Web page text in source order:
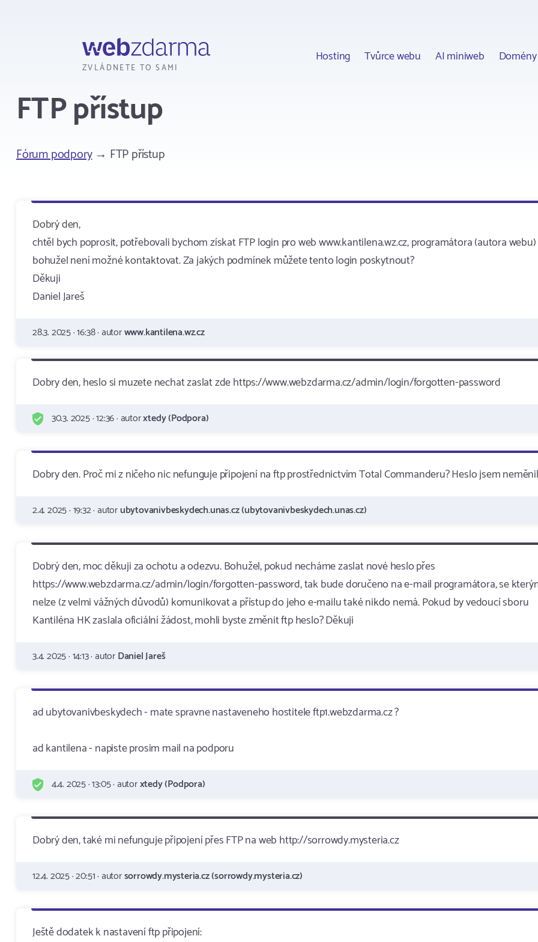
ZVLÁDNETE TO SAMI
Hosting Tvůrce webu AI miniweb Domény
FTP přístup
Fórum podpory→ FTP přístup
Dobrý den,
chtěl bych poprosit, potřebovali bychom získat FTP login pro web www.kantilena.wz.cz, programátora (autora
bohužel není možné kontaktovat. Za jakých podmínek můžete tento login poskytnout?
Děkuji
Daniel Jareš
28.3. 2025 · 16:38 · autorwww.kantilena.wz.cz
Dobry den, heslo si muzete nechat zaslat zde https://www.webzdarma.cz/admin/login/forgotten-password
30.3. 2025 · 12:36 · autorxtedy (Podpora)
Dobry den. Proč mi z ničeho nic nefunguje připojení na ftp prostřednictvím Total Commanderu? Heslo jsem
2.4. 2025 · 19:32 · autorubytovanivbeskydech.unas.cz (ubytovanivbeskydech.unas.cz)
Dobrý den, moc děkuji za ochotu a odezvu. Bohužel, pokud necháme zaslat nové heslo přes
https://www.webzdarma.cz/admin/login/forgotten-password, tak bude doručeno na e-mail programátora, se
nelze (z velmi vážných důvodů) komunikovat a přístup do jeho e-mailu také nikdo nemá. Pokud by vedoucí sboru
Kantiléna HK zaslala oficiální žádost, mohli byste změnit ftp heslo? Děkuji
3.4. 2025 · 14:13 · autorDaniel Jareš
ad ubytovanivbeskydech - mate spravne nastaveneho hostitele ftp1.webzdarma.cz ?
ad kantilena - napiste prosim mail na podporu
4.4. 2025 · 13:05 · autorxtedy (Podpora)
Dobrý den, také mi nefunguje připojení přes FTP na web http://sorrowdy.mysteria.cz
12.4. 2025 · 20:51 · autorsorrowdy.mysteria.cz (sorrowdy.mysteria.cz)
Ještě dodatek k nastavení ftp připojení: